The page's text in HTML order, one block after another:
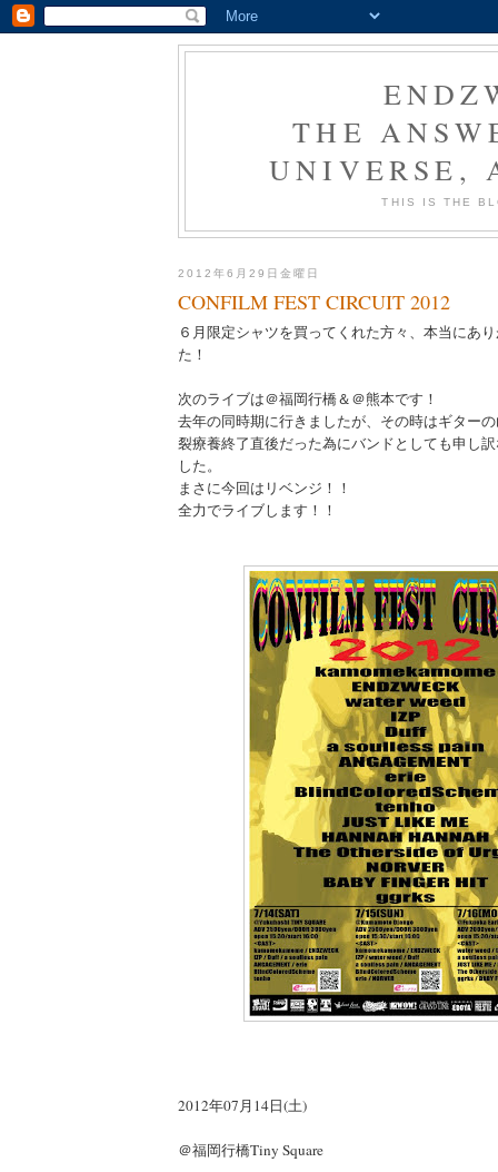
THE
UNIVERSE,
THIS IS THE
2012年6月29日金曜日
CONFILM FEST CIRCUIT 2012
６月限定シャツを買ってくれた方々、本当にあ
た！
次のライブは＠福岡行橋＆＠熊本です！
去年の同時期に行きましたが、その時はギター
裂療養終了直後だった為にバンドとしても申し
した。
まさに今回はリベンジ！！
全力でライブします！！
2012年07月14日(土)
＠福岡行橋Tiny Square